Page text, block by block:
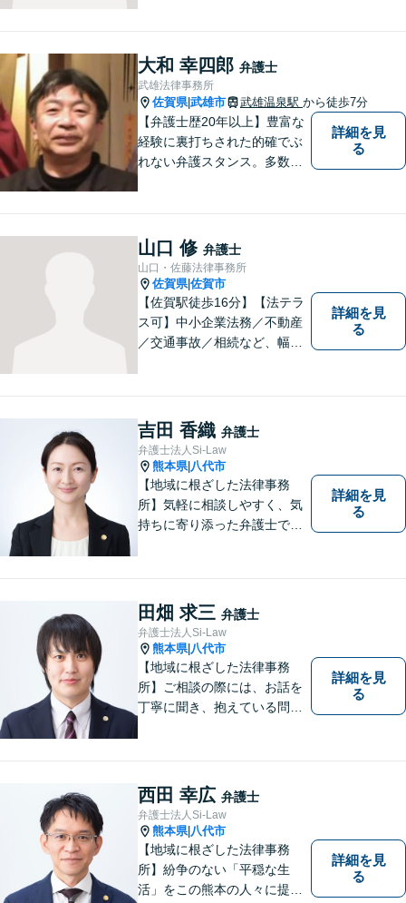
大和 幸四郎 弁護士
武雄法律事務所
佐賀県|武雄市 武雄温泉駅 から徒歩7分
【弁護士歴20年以上】豊富な
経験に裏打ちされた的確でぶ
れない弁護スタンス。多数の
法書士などとも連携しワンス
トップで解決。難事件には他
弁護士と協力も。元調停委
員。
詳細を見
る
山口 修 弁護士
山口・佐藤法律事務所
佐賀県|佐賀市
【佐賀駅徒歩16分】【法テラ
ス可】中小企業法務／不動産
／交通事故／相続など、幅広
添い、適切な解決へと導きま
す。まずはお気軽にご相談く
ださい。【初回面談無料】
詳細を見
る
吉田 香織 弁護士
弁護士法人Si-Law
熊本県| 八代市
【地域に根ざした法律事務
所】気軽に相談しやすく、気
持ちに寄り添った弁護士であ
やお気持ちに配慮し、納得の
いく解決のサポートができま
すよう、一つ一つのご依頼に
誠実に取り組んでまいりま
す。
詳細を見
る
田畑 求三 弁護士
弁護士法人Si-Law
熊本県| 八代市
【地域に根ざした法律事務
所】ご相談の際には、お話を
丁寧に聞き、抱えている問題
をご提案できるよう心がけて
います。 1人で悩まず、お気
軽にご相談ください。
詳細を見
る
西田 幸広 弁護士
弁護士法人Si-Law
熊本県| 八代市
【地域に根ざした法律事務
所】紛争のない「平穏な生
活」をこの熊本の人々に提供
詳細を見
る